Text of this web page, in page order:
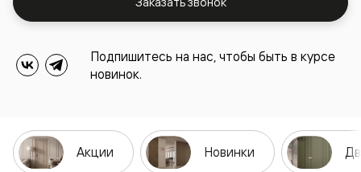
Подпишитесь на нас, чтобы быть в курсе
новинок.
Акции Новинки